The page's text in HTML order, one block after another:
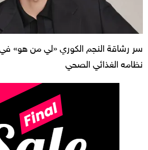
سر رشاقة النجم الكوري «لي من هو»
نظامه الغذائي الصحي